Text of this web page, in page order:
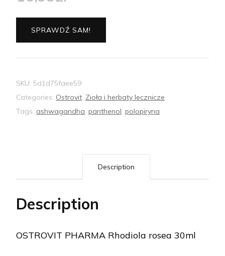
SPRAWDŹ SAM!
SKU: 5d1d75faee59
Categories: Ostrovit, Zioła i herbaty lecznicze
Tags: ashwagandha, panthenol, polopiryna
Description
Description
OSTROVIT PHARMA Rhodiola rosea 30ml